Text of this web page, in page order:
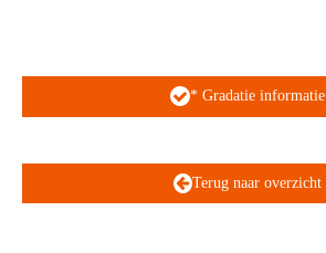
* Gradatie informatie
Terug naar overzicht